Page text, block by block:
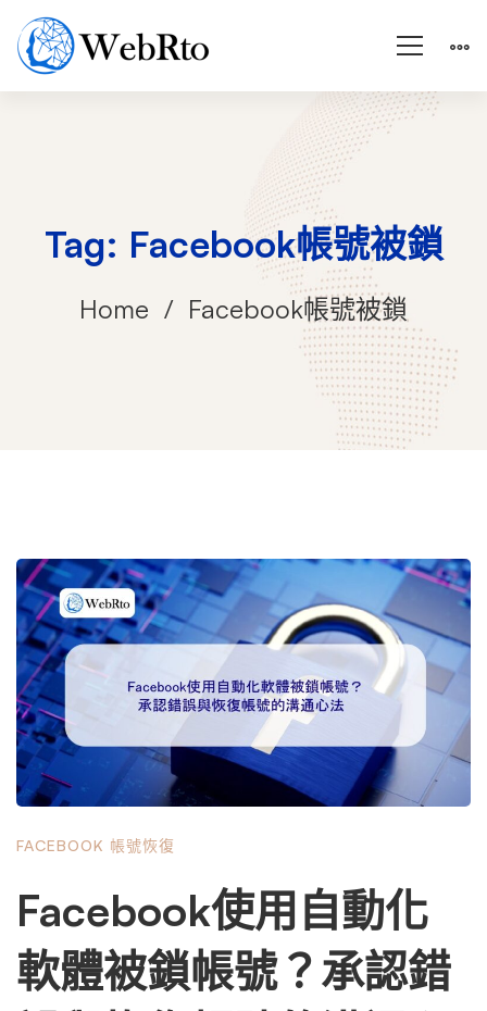
Tag: Facebook帳號被鎖
Home Facebook帳號被鎖
FACEBOOK 帳號恢復
Facebook使用自動化
軟體被鎖帳號？承認錯